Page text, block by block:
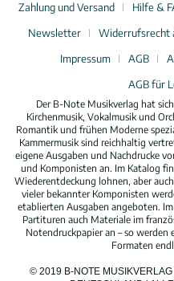
Zahlung und Versand
Hilfe &
Newsletter
Widerrufsrecht
Impressum
AGB
AGB für
Der B-Note Musikverlag hat
Kirchenmusik, Vokalmusik und
Romantik und frühen Moderne
Kammermusik sind reichhaltig
eigene Ausgaben und Nachdrucke
und Komponisten an. Im Katalog
Wiederentdeckung lohnen, aber
vieler bekannter Komponisten
etablierten Ausgaben angeboten.
Partituren auch Materiale im
Notendruckpapier an – so werden
Formaten
© 2019 B-NOTE MUSIKVERLAG